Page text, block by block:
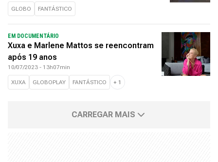
GLOBO FANTÁSTICO
EM DOCUMENTÁRIO
Xuxa e Marlene Mattos se reencontram
após 19 anos
10/07/2023 - 13h07min
XUXA GLOBOPLAY FANTÁSTICO + 1
CARREGAR MAIS